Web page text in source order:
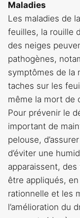
Maladies
Les maladies de
feuilles, la rouille
des neiges
pathogènes,
symptômes de la
taches sur les
même la mort de
Pour prévenir le
important de
pelouse,
d’éviter une
apparaissent,
être appliqués,
rationnelle et les
l’amélioration du